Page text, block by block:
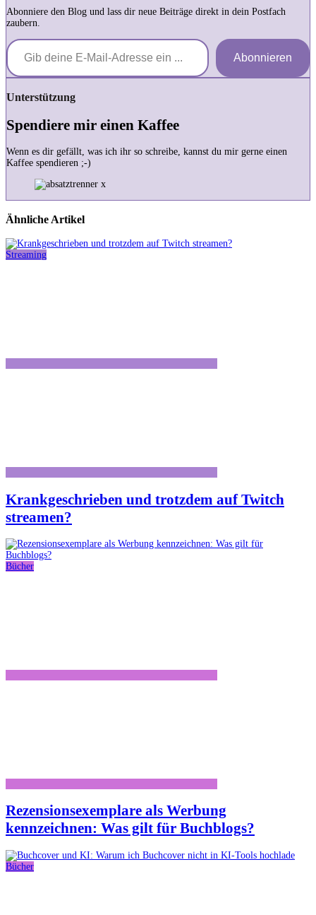
Abonniere den Blog und lass dir neue Beiträge direkt in dein Postfach
zaubern.
Gib deine E-Mail-Adresse ein ...
Abonnieren
Unterstützung
Spendiere mir einen Kaffee
Wenn es dir gefällt, was ich ihr so schreibe, kannst du mir gerne einen
Kaffee spendieren ;-)
Ähnliche Artikel
Streaming
Krankgeschrieben und trotzdem auf Twitch
streamen?
Bücher
Rezensionsexemplare als Werbung
kennzeichnen: Was gilt für Buchblogs?
Bücher